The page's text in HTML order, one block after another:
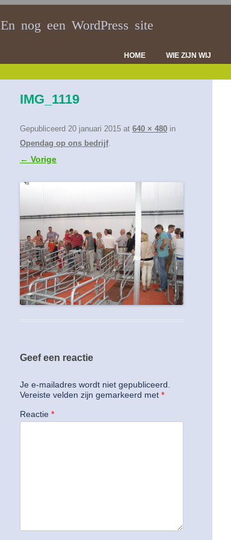
En nog een WordPress site
HOME WIE ZIJN WIJ
IMG_1119
Gepubliceerd 20 januari 2015 at 640 × 480 in
Opendag op ons bedrijf.
← Vorige
Geef een reactie
Je e-mailadres wordt niet gepubliceerd.
Vereiste velden zijn gemarkeerd met *
Reactie *